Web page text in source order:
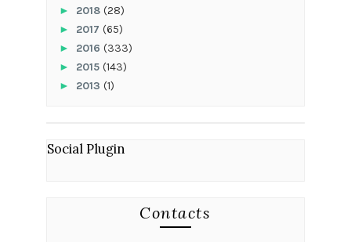
► 2018 (28)
► 2017 (65)
► 2016 (333)
► 2015 (143)
► 2013 (1)
Social Plugin
Contacts